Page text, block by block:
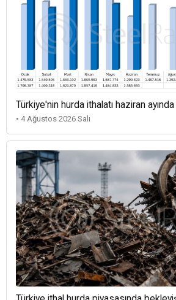
Türkiye'nin hurda ithalatı haziran
• 4 Ağustos 2026 Salı